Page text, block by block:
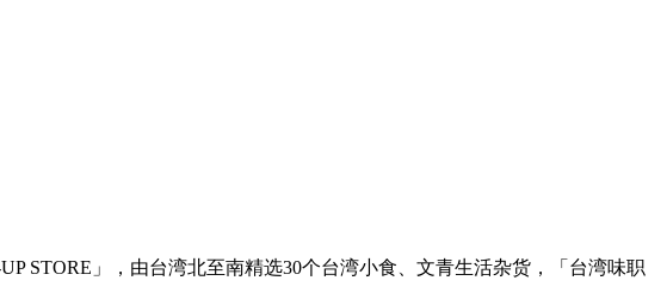
STORE」，由台湾北至南精选30个台湾小食、文青生活杂货，「台湾味职